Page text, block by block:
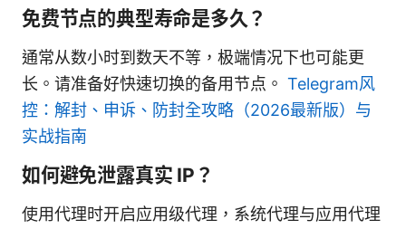
免费节点的典型寿命是多久？
通常从数小时到数天不等，极端情况下也可能更
长。请准备好快速切换的备用节点。 Telegram风
控：解封、申诉、防封全攻略（2026最新版）与
实战指南
如何避免泄露真实 IP？
使用代理时开启应用级代理，系统代理与应用代理